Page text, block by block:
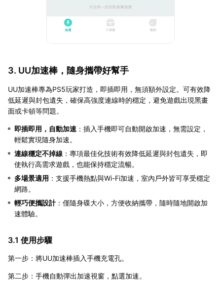
3. UU加速棒，隨身攜帶好幫手
UU加速棒專為PS5玩家打造，即插即用，無須額外設定。可有效降
低延遲與封包遺失，確保高強度連線時的穩定，避免遊戲出現黑畫
面或卡頓等問題。
即插即用，自動加速 ：插入手機即可自動開啟加速，無需設定，
輕鬆實現隨身加速。
連線穩定不掉線 ：專項最佳化技術有效降低延遲與封包遺失，即
使執行高需求遊戲，也能保持穩定流暢。
多場景適用 ：支援手機熱點與Wi-Fi加速，室內戶外皆可享受穩定
網路。
輕巧便攜設計：僅隨身碟大小，方便收納攜帶，隨時隨地開啟加
速體驗。
3.1 使用步驟
第一步：將UU加速棒插入手機充電孔。
第二步：手機自動彈出加速視窗，點選加速。